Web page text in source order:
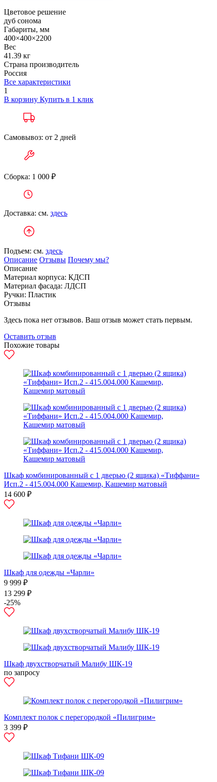
Цветовое решение
дуб сонома
Габариты, мм
400×400×2200
Вес
41.39 кг
Страна производитель
Россия
Все характеристики
1
В корзину Купить в 1 клик
Самовывоз: от 2 дней
Сборка: 1 000 ₽
Доставка: см. здесь
Подъем: см. здесь
Описание Отзывы Почему мы?
Описание
Материал корпуса: КДСП
Материал фасада: ЛДСП
Ручки: Пластик
Отзывы
Здесь пока нет отзывов. Ваш отзыв может стать первым.
Оставить отзыв
Похожие товары
Шкаф комбинированный с 1 дверью (2 ящика) «Тиффани»
Исп.2 - 415.004.000 Кашемир, Кашемир матовый
14 600 ₽
Шкаф для одежды «Чарли»
9 999 ₽
13 299 ₽
-25%
Шкаф двухстворчатый Малибу ШК-19
по запросу
Комплект полок с перегородкой «Пилигрим»
3 399 ₽